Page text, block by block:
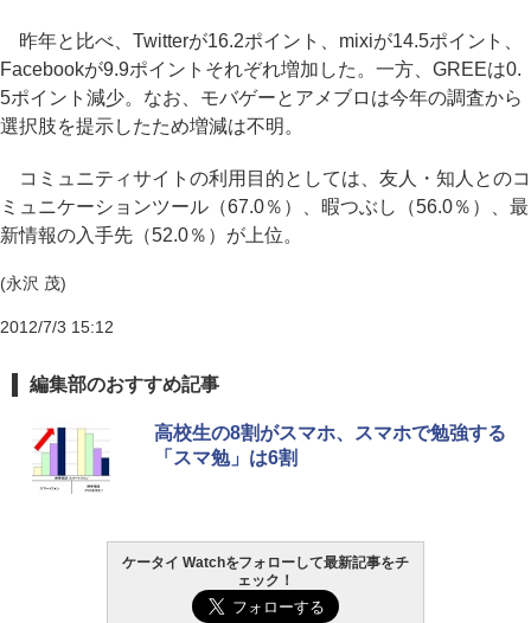
昨年と比べ、Twitterが16.2ポイント、mixiが14.5ポイント、
Facebookが9.9ポイントそれぞれ増加した。一方、GREEは0.
5ポイント減少。なお、モバゲーとアメブロは今年の調査から
選択肢を提示したため増減は不明。
コミュニティサイトの利用目的としては、友人・知人とのコ
ミュニケーションツール（67.0％）、暇つぶし（56.0％）、最
新情報の入手先（52.0％）が上位。
(永沢 茂)
2012/7/3 15:12
編集部のおすすめ記事
高校生の8割がスマホ、スマホで勉強する
「スマ勉」は6割
ケータイ Watchをフォローして最新記事をチ
ェック！